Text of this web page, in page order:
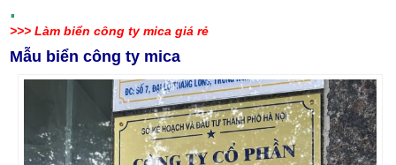
.
>>> Làm biển công ty mica giá rẻ
Mẫu biển công ty mica